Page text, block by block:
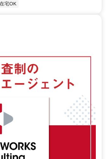
在宅OK